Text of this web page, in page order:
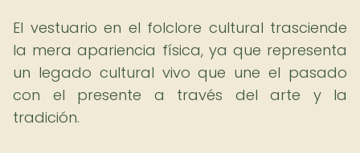
El vestuario en el folclore cultural trasciende
la mera apariencia física, ya que representa
un legado cultural vivo que une el pasado
con el presente a través del arte y la
tradición.